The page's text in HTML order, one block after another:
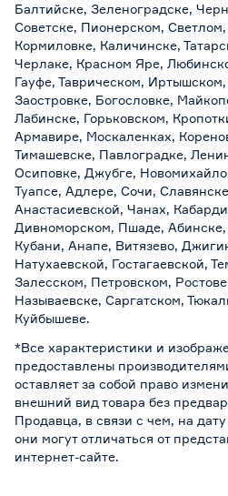
Балтийске, Зеленоградске,
Советске, Пионерском, Светлом,
Кормиловке, Каличинске,
Черлаке, Красном Яре,
Гауфе, Таврическом,
Заостровке, Богословке,
Лабинске, Горьковском,
Армавире, Москаленках,
Тимашевске, Павлоградке,
Осиповке, Джубге,
Туапсе, Адлере, Сочи,
Анастасиевской, Чанах,
Дивноморском, Пшаде,
Кубани, Анапе, Витязево,
Натухаевской, Гостагаевской,
Залесском, Петровском,
Называевске, Саргатском,
Куйбышеве.
*Все характеристики и
предоставлены
оставляет за собой право
внешний вид товара без
Продавца, в связи с чем, на
они могут отличаться от
интернет-сайте.